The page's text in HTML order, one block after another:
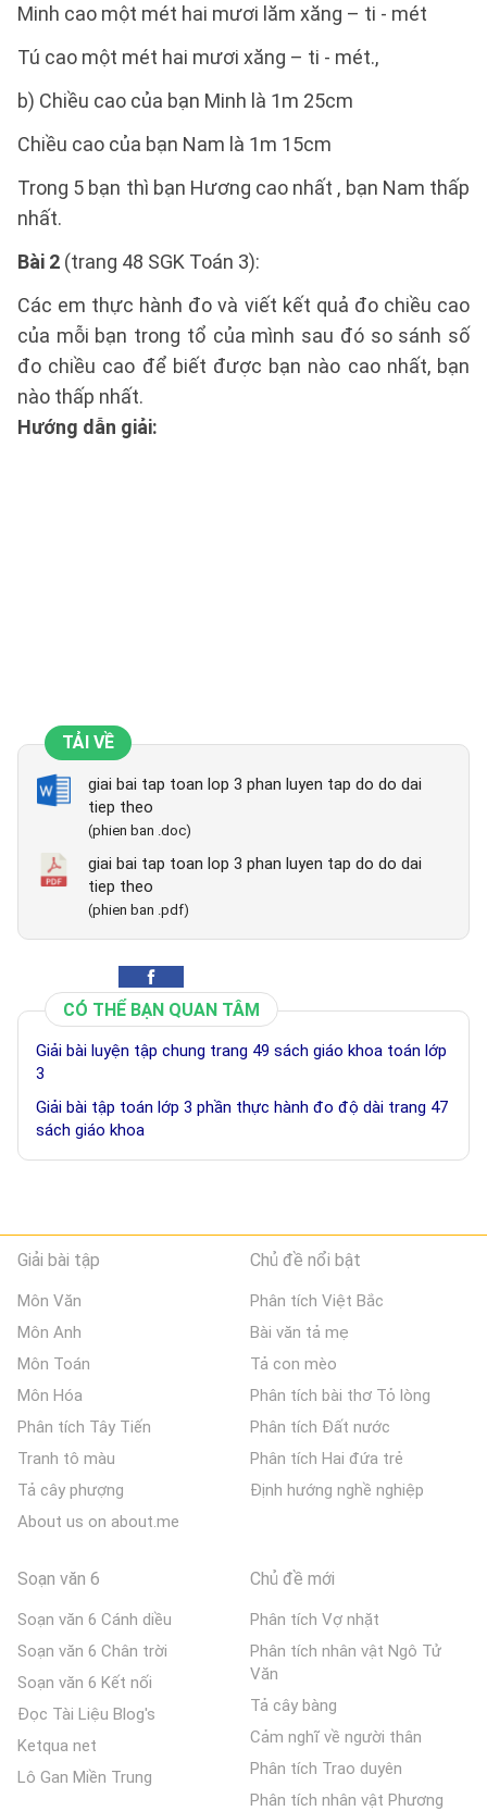
Minh cao một mét hai mươi lăm xăng – ti - mét
Tú cao một mét hai mươi xăng – ti - mét.,
b) Chiều cao của bạn Minh là 1m 25cm
Chiều cao của bạn Nam là 1m 15cm
Trong 5 bạn thì bạn Hương cao nhất , bạn Nam thấp
nhất.
Bài 2 (trang 48 SGK Toán 3):
Các em thực hành đo và viết kết quả đo chiều cao
của mỗi bạn trong tổ của mình sau đó so sánh số
đo chiều cao để biết được bạn nào cao nhất, bạn
nào thấp nhất.
Hướng dẫn giải:
TẢI VỀ
giai bai tap toan lop 3 phan luyen tap do do dai
tiep theo
(phien ban .doc)
giai bai tap toan lop 3 phan luyen tap do do dai
tiep theo
(phien ban .pdf)
CÓ THỂ BẠN QUAN TÂM
Giải bài luyện tập chung trang 49 sách giáo khoa toán lớp
3
Giải bài tập toán lớp 3 phần thực hành đo độ dài trang 47
sách giáo khoa
Giải bài tập
Môn Văn
Môn Anh
Môn Toán
Môn Hóa
Phân tích Tây Tiến
Tranh tô màu
Tả cây phượng
About us on about.me
Chủ đề nổi bật
Phân tích Việt Bắc
Bài văn tả mẹ
Tả con mèo
Phân tích bài thơ Tỏ lòng
Phân tích Đất nước
Phân tích Hai đứa trẻ
Định hướng nghề nghiệp
Soạn văn 6
Soạn văn 6 Cánh diều
Soạn văn 6 Chân trời
Soạn văn 6 Kết nối
Đọc Tài Liệu Blog's
Ketqua net
Lô Gan Miền Trung
Chủ đề mới
Phân tích Vợ nhặt
Phân tích nhân vật Ngô Tử
Văn
Tả cây bàng
Cảm nghĩ về người thân
Phân tích Trao duyên
Phân tích nhân vật Phương